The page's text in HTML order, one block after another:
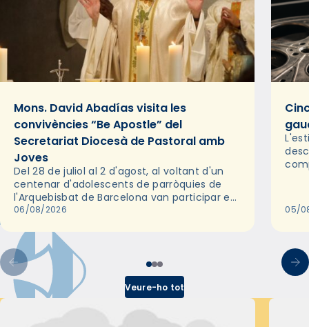
Mons. David Abadías visita les
convivències “Be Apostle” del
Secretariat Diocesà de Pastoral amb
Joves
Del 28 de juliol al 2 d'agost, al voltant d'un
centenar d'adolescents de parròquies de
l'Arquebisbat de Barcelona van participar en
les convivències Be Apostle, organitzades
06/08/2026 05/
Veure-ho tot